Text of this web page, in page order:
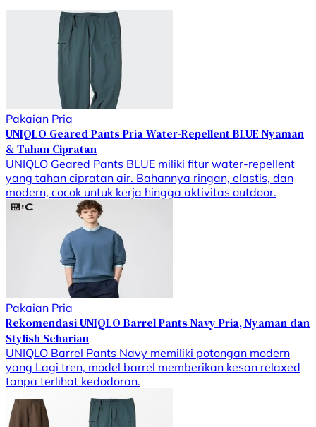
Pakaian Pria
UNIQLO Geared Pants Pria Water-Repellent BLUE Nyaman
& Tahan Cipratan
UNIQLO Geared Pants BLUE miliki fitur water-repellent
yang tahan cipratan air. Bahannya ringan, elastis, dan
modern, cocok untuk kerja hingga aktivitas outdoor.
Pakaian Pria
Rekomendasi UNIQLO Barrel Pants Navy Pria, Nyaman dan
Stylish Seharian
UNIQLO Barrel Pants Navy memiliki potongan modern
yang Lagi tren, model barrel memberikan kesan relaxed
tanpa terlihat kedodoran.